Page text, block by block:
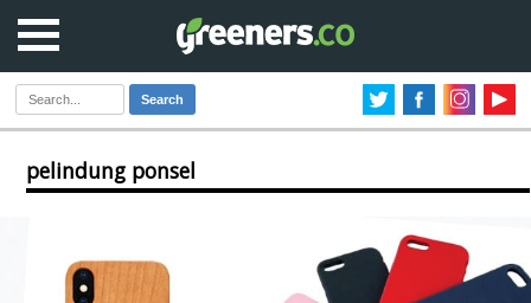
Search
pelindung ponsel